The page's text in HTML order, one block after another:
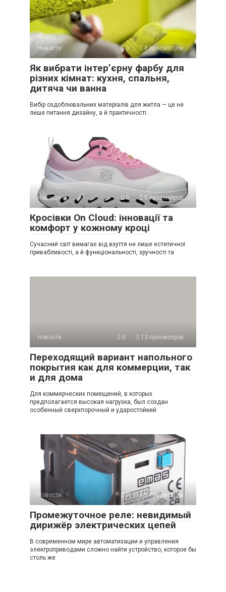
Новости 0 8 просмотров
Як вибрати інтер’єрну фарбу для
різних кімнат: кухня, спальня,
дитяча чи ванна
Вибір оздоблювальних матеріалів для житла — це не
лише питання дизайну, а й практичності.
Новости 0 5 просмотров
Кросівки On Cloud: інновації та
комфорт у кожному кроці
Сучасний світ вимагає від взуття не лише естетичної
привабливості, а й функціональності, зручності та
Новости 0 13 просмотров
Переходящий вариант напольного
покрытия как для коммерции, так
и для дома
Для коммерческих помещений, в которых
предполагается высокая нагрузка, был создан
особенный сверхпорочный и ударостойкий
Новости 0 8 просмотров
Промежуточное реле: невидимый
дирижёр электрических цепей
В современном мире автоматизации и управления
электроприводами сложно найти устройство, которое бы
столь же